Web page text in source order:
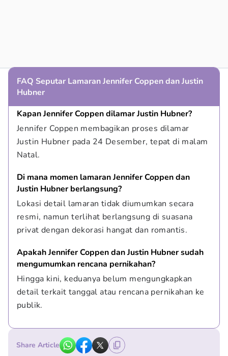
FAQ Seputar Lamaran Jennifer Coppen dan Justin
Hubner
Kapan Jennifer Coppen dilamar Justin Hubner?
Jennifer Coppen membagikan proses dilamar
Justin Hubner pada 24 Desember, tepat di malam
Natal.
Di mana momen lamaran Jennifer Coppen dan
Justin Hubner berlangsung?
Lokasi detail lamaran tidak diumumkan secara
resmi, namun terlihat berlangsung di suasana
privat dengan dekorasi hangat dan romantis.
Apakah Jennifer Coppen dan Justin Hubner sudah
mengumumkan rencana pernikahan?
Hingga kini, keduanya belum mengungkapkan
detail terkait tanggal atau rencana pernikahan ke
publik.
Share Article